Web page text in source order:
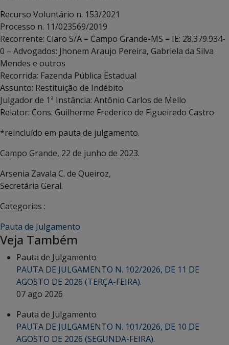
Recurso Voluntário n. 153/2021
Processo n. 11/023569/2019
Recorrente: Claro S/A – Campo Grande-MS – IE: 28.379.934-
0 – Advogados: Jhonem Araujo Pereira, Gabriela da Silva
Mendes e outros
Recorrida: Fazenda Pública Estadual
Assunto: Restituição de Indébito
Julgador de 1ª Instância: Antônio Carlos de Mello
Relator: Cons. Guilherme Frederico de Figueiredo Castro
*reincluído em pauta de julgamento.
Campo Grande, 22 de junho de 2023.
Arsenia Zavala C. de Queiroz,
Secretária Geral.
Categorias :
Pauta de Julgamento
Veja Também
Pauta de Julgamento
PAUTA DE JULGAMENTO N. 102/2026, DE 11 DE
AGOSTO DE 2026 (TERÇA-FEIRA).
07 ago 2026
Pauta de Julgamento
PAUTA DE JULGAMENTO N. 101/2026, DE 10 DE
AGOSTO DE 2026 (SEGUNDA-FEIRA).